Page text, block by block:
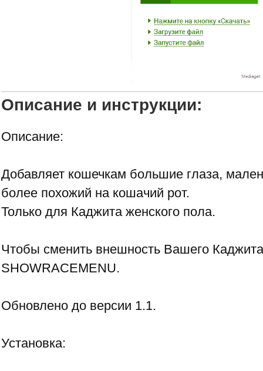
Описание и инструкции:
Описание:
Добавляет кошечкам большие глаза,
более похожий на кошачий рот.
Только для Каджита женского пола.
Чтобы сменить внешность Вашего
SHOWRACEMENU.
Обновлено до версии 1.1.
Установка: